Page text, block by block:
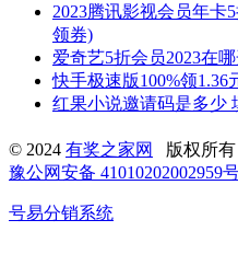
2023腾讯影视会员年卡
领券)
爱奇艺5折会员2023在
快手极速版100%领
红果小说邀请码是多少
© 2024 有奖之家网 版权所有
豫公网安备 41010202002959
号易分销系统